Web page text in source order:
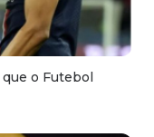
o Futebol